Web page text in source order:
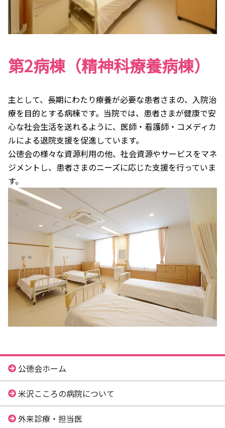
第2病棟（精神科療養病棟）
主として、長期にわたり療養が必要な患者さまの、入院治
療を目的とする病棟です。当院では、患者さまが健康で安
心な社会生活を送れるように、医師・看護師・コメディカ
ルによる退院支援を促進しています。
公徳会の様々な資源利用の他、社会資源やサービスをマネ
ジメントし、患者さまのニーズに応じた支援を行っていま
す。
公徳会ホーム
米沢こころの病院について
外来診療・担当医